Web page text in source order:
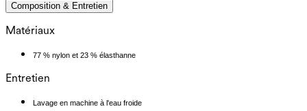
Composition & Entretien
Matériaux
77 % nylon et 23 % élasthanne
Entretien
Lavage en machine à l'eau froide